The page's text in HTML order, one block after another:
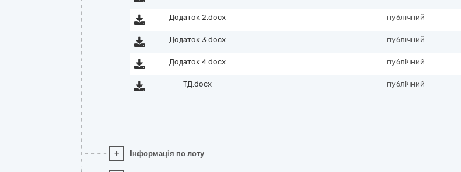
Додаток 2.docx публічний
Додаток 3.docx публічний
Додаток 4.docx публічний
ТД.docx публічний
+ Інформація по лоту